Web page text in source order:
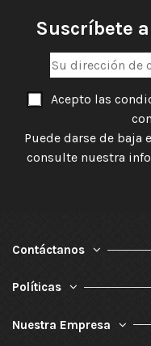
Suscríbete
Acepto las
Puede darse de baja
consulte nuestra
Contáctanos
Políticas
Nuestra Empresa